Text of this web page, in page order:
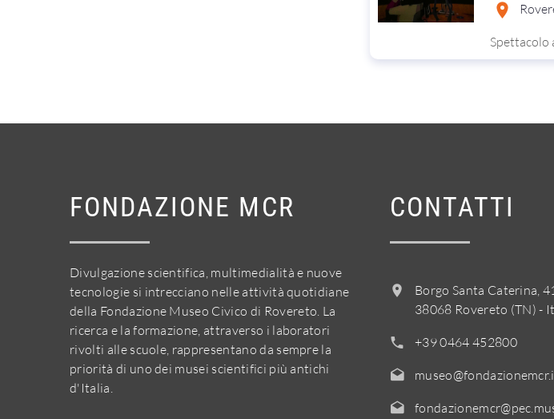
Spettacolo
FONDAZIONE MCR
Divulgazione scientifica, multimedialità e nuove
tecnologie si intrecciano nelle attività quotidiane
della Fondazione Museo Civico di Rovereto. La
ricerca e la formazione, attraverso i laboratori
rivolti alle scuole, rappresentano da sempre la
priorità di uno dei musei scientifici più antichi
d'Italia.
CONTATTI
Borgo Santa Caterina,
38068 Rovereto (TN) -
+39 0464 452800